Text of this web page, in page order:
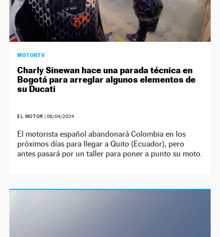
MOTORTV
Charly Sinewan hace una parada técnica en
Bogotá para arreglar algunos elementos de
su Ducati
EL MOTOR |08/04/2024
El motorista español abandonará Colombia en los
próximos días para llegar a Quito (Ecuador), pero
antes pasará por un taller para poner a punto su moto.